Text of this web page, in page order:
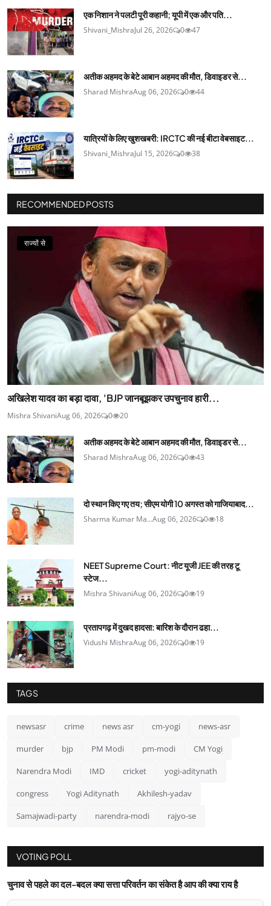
एक निशान ने पलटी पूरी कहानी; यूपी में एक और पति...
Shivani_MishraJul 26, 2026 0 47
अतीक अहमद के बेटे आबान अहमद की मौत, डिवाइडर से...
Sharad MishraAug 06, 2026 0 44
यात्रियों के लिए खुशखबरी: IRCTC की नई बीटा वेबसाइट...
Shivani_MishraJul 15, 2026 0 38
RECOMMENDED POSTS
राज्यों से
अखिलेश यादव का बड़ा दावा, 'BJP जानबूझकर उपचुनाव हारी...
Mishra ShivaniAug 06, 2026 0 20
अतीक अहमद के बेटे आबान अहमद की मौत, डिवाइडर से...
Sharad MishraAug 06, 2026 0 43
दो स्थान किए गए तय; सीएम योगी 10 अगस्त को गाजियाबाद...
Sharma Kumar Ma...Aug 06, 2026 0 18
NEET Supreme Court: नीट यूजी JEE की तरह टू
स्टेज...
Mishra ShivaniAug 06, 2026 0 19
प्रतापगढ़ में दुखद हादसा: बारिश के दौरान ढहा...
Vidushi MishraAug 06, 2026 0 19
TAGS
newsasr crime news asr cm-yogi news-asr
murder bjp PM Modi pm-modi CM Yogi
Narendra Modi IMD cricket yogi-aditynath
congress Yogi Aditynath Akhilesh-yadav
Samajwadi-party narendra-modi rajyo-se
VOTING POLL
चुनाव से पहले का दल-बदल क्या सत्ता परिवर्तन का संकेत है आप की क्या राय है